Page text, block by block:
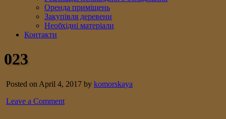
Оренда приміщень
Закупівля деревени
Необхідні матеріали
Контакти
023
Posted on April 4, 2017 by komorskaya
Leave a Comment